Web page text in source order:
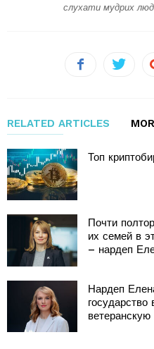
слухати мудрих
RELATED ARTICLES
Топ
Почти
их семей в
– нардеп
Нардеп